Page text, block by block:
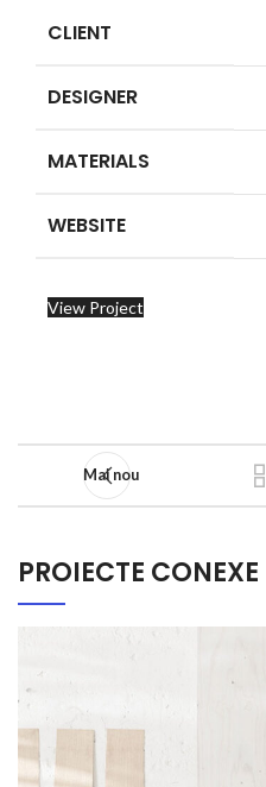
CLIENT
DESIGNER
MATERIALS
WEBSITE
View Project
Mai nou
PROIECTE CONEXE